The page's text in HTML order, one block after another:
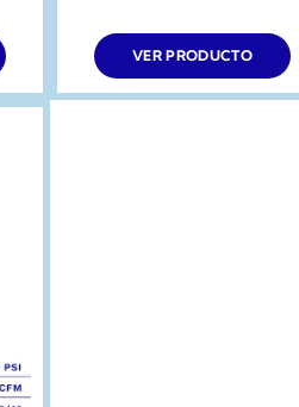
VER PRODUCTO